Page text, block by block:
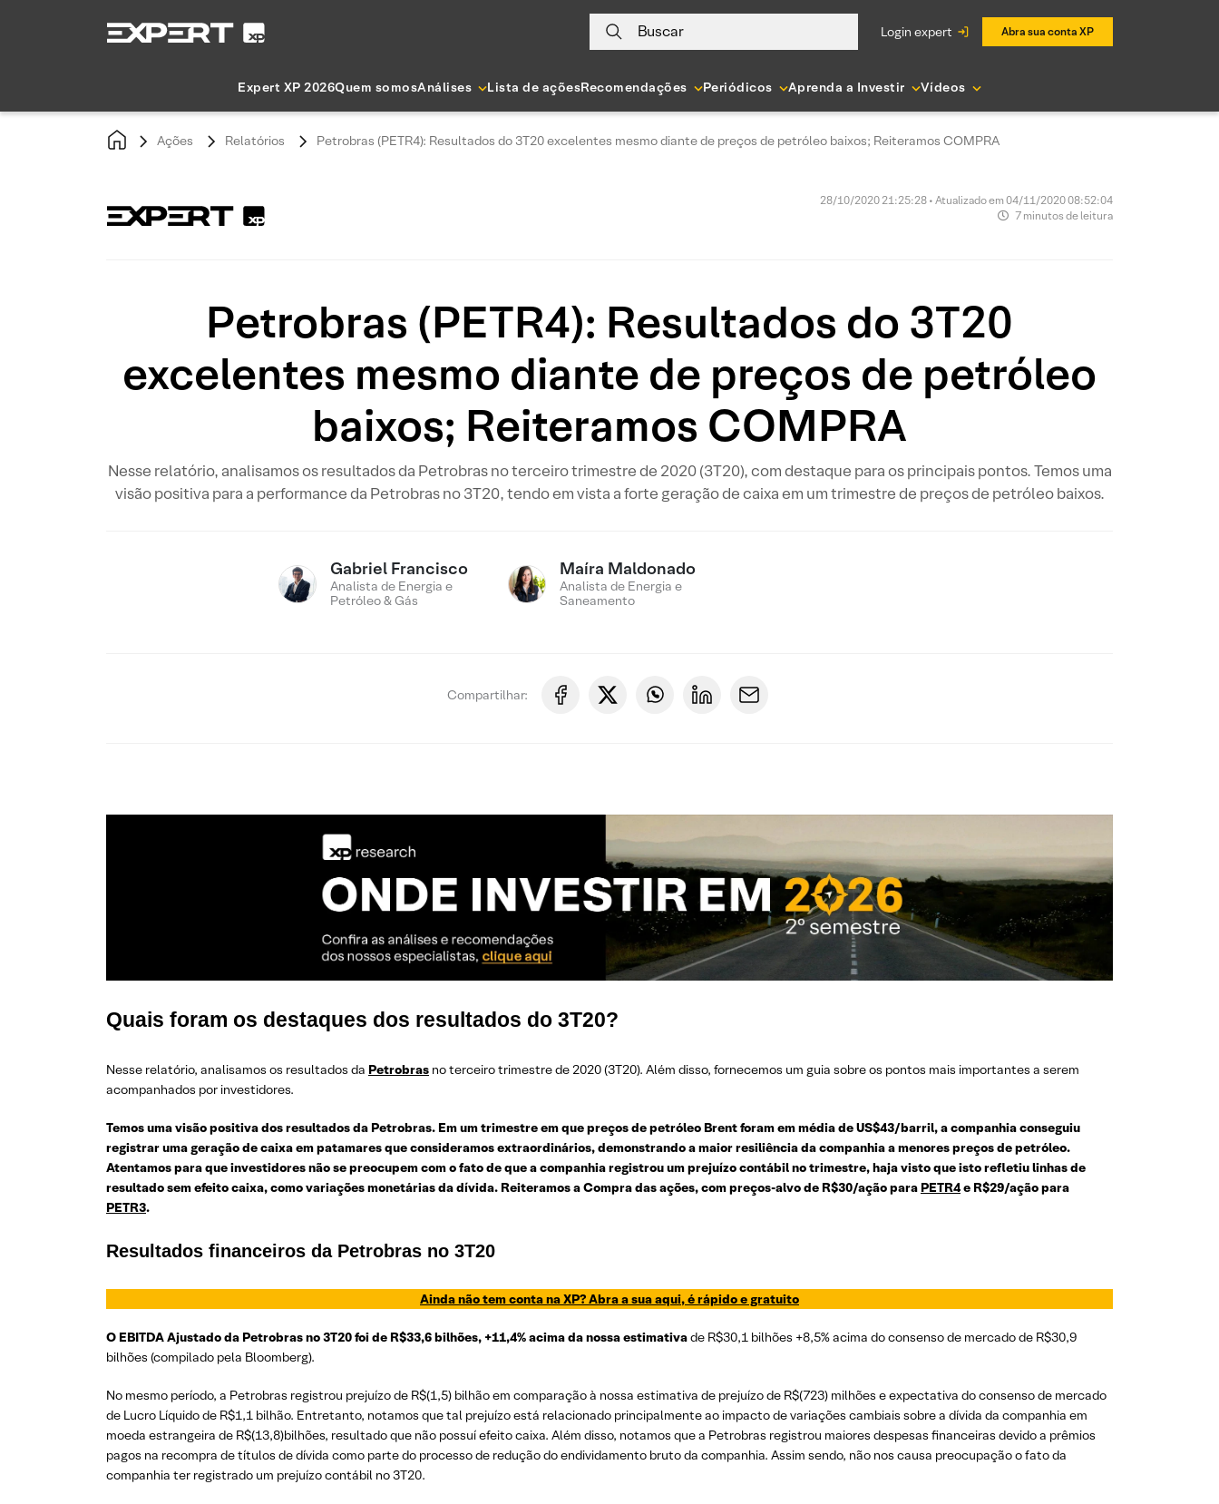
Buscar login expert Abra sua conta XP
Expert XP 2026Quem somosAnálises Lista de açõesRecomendações Periódicos Aprenda a Investir Vídeos
Ações Relatórios Petrobras (PETR4): Resultados do 3T20 excelentes mesmo diante de preços de petróleo baixos; Reiteramos COMPRA
28/10/2020 21:25:28 • Atualizado em 04/11/2020 08:52:04
7 minutos de leitura
Petrobras (PETR4): Resultados do 3T20
excelentes mesmo diante de preços de petróleo
baixos; Reiteramos COMPRA
Nesse relatório, analisamos os resultados da Petrobras no terceiro trimestre de 2020 (3T20), com destaque para os principais pontos. Temos uma
visão positiva para a performance da Petrobras no 3T20, tendo em vista a forte geração de caixa em um trimestre de preços de petróleo baixos.
Gabriel Francisco
Analista de Energia e
Petróleo & Gás
Maíra Maldonado
Analista de Energia e
Saneamento
Compartilhar:
Quais foram os destaques dos resultados do 3T20?
Nesse relatório, analisamos os resultados da Petrobras no terceiro trimestre de 2020 (3T20). Além disso, fornecemos um guia sobre os pontos mais importantes a serem
acompanhados por investidores.
Temos uma visão positiva dos resultados da Petrobras. Em um trimestre em que preços de petróleo Brent foram em média de US$43/barril, a companhia conseguiu
registrar uma geração de caixa em patamares que consideramos extraordinários, demonstrando a maior resiliência da companhia a menores preços de petróleo.
Atentamos para que investidores não se preocupem com o fato de que a companhia registrou um prejuízo contábil no trimestre, haja visto que isto refletiu linhas de
resultado sem efeito caixa, como variações monetárias da dívida. Reiteramos a Compra das ações, com preços-alvo de R$30/ação para PETR4e R$29/ação para
PETR3.
Resultados financeiros da Petrobras no 3T20
Ainda não tem conta na XP? Abra a sua aqui, é rápido e gratuito
O EBITDA Ajustado da Petrobras no 3T20 foi de R$33,6 bilhões, +11,4% acima da nossa estimativade R$30,1 bilhões +8,5% acima do consenso de mercado de R$30,9
bilhões (compilado pela Bloomberg).
No mesmo período, a Petrobras registrou prejuízo de R$(1,5) bilhão em comparação à nossa estimativa de prejuízo de R$(723) milhões e expectativa do consenso de mercado
de Lucro Líquido de R$1,1 bilhão. Entretanto, notamos que tal prejuízo está relacionado principalmente ao impacto de variações cambiais sobre a dívida da companhia em
moeda estrangeira de R$(13,8)bilhões, resultado que não possuí efeito caixa. Além disso, notamos que a Petrobras registrou maiores despesas financeiras devido a prêmios
pagos na recompra de títulos de dívida como parte do processo de redução do endividamento bruto da companhia. Assim sendo, não nos causa preocupação o fato da
companhia ter registrado um prejuízo contábil no 3T20.